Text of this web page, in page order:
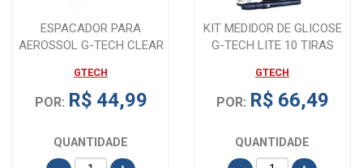
ESPACADOR PARA
AEROSSOL G-TECH CLEAR
GTECH
POR: R$ 44,99
QUANTIDADE
KIT MEDIDOR DE GLICOSE
G-TECH LITE 10 TIRAS
GTECH
POR: R$ 66,49
QUANTIDADE